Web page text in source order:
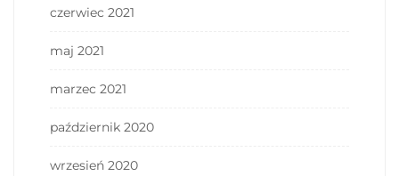
czerwiec 2021
maj 2021
marzec 2021
październik 2020
wrzesień 2020